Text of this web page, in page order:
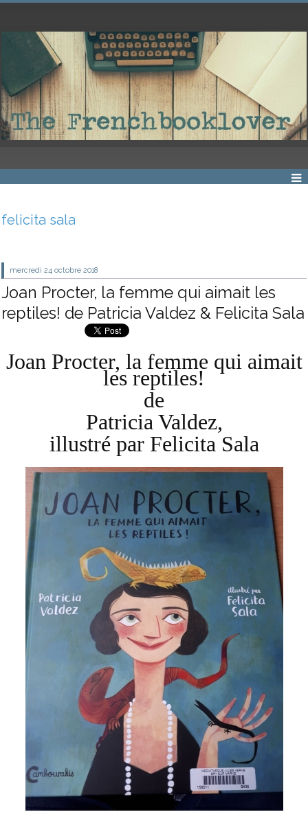
felicita sala
mercredi 24 octobre 2018
Joan Procter, la femme qui aimait les
reptiles! de Patricia Valdez & Felicita Sala
Joan Procter, la femme qui aimait
les reptiles!
de
Patricia Valdez,
illustré par Felicita Sala